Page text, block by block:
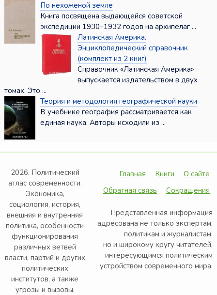
По нехоженой земле
Книга посвящена выдающейся советской
экспедиции 1930–1932 годов на архипелаг ...
Латинская Америка.
Энциклопедический справочник
(комплект из 2 книг)
Справочник «Латинская Америка»
выпускается издательством в двух
томах. Это ...
Теория и методология географической науки
В учебнике география рассматривается как
единая наука. Авторы исходили из ...
2026. Политический
атлас современности.
Экономика,
социология, история,
внешняя и внутренняя
политика, особенности
функционирования
различных ветвей
власти, партий и других
политических
институтов, а также
угрозы и вызовы,
Главная Книги
О сайте
Обратная связь
Сокращения
Представленная информация
адресована не только экспертам,
политикам и журналистам,
но и широкому кругу читателей,
интересующимся политическим
устройством современного мира.